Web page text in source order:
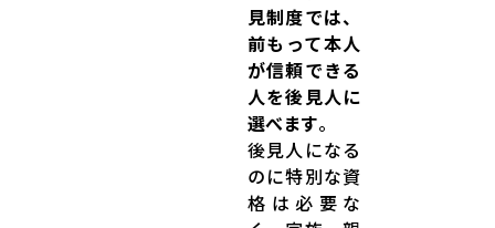
見制度では、
前もって本人
が信頼できる
人を後見人に
選べます。
後見人になる
のに特別な資
格は必要な